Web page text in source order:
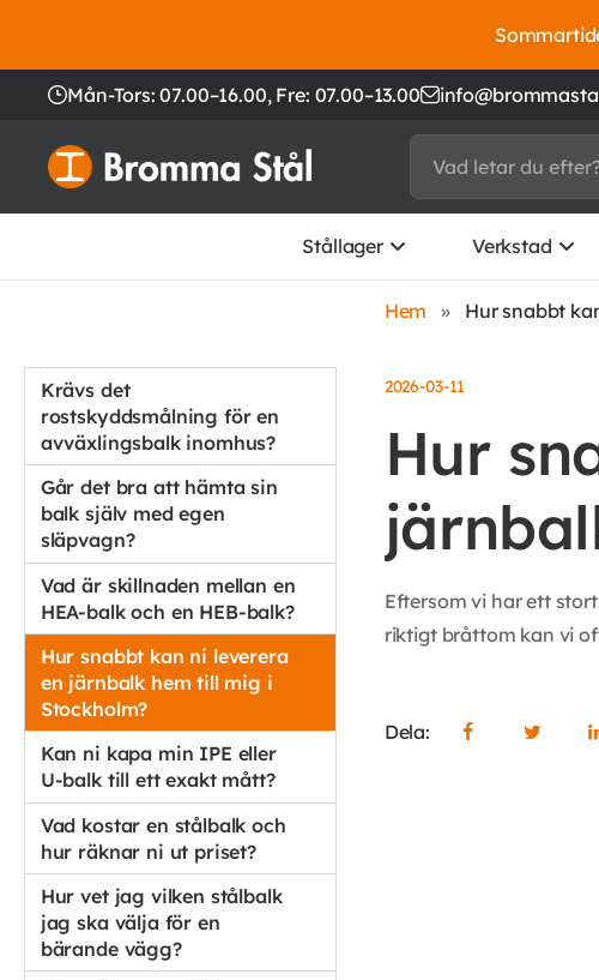
Mån-Tors: 07.00–16.00, Fre: 07.00–13.00
Stållager Verkstad
Krävs det
rostskyddsmålning för en
avväxlingsbalk inomhus?
Går det bra att hämta sin
balk själv med egen
släpvagn?
Vad är skillnaden mellan en
HEA-balk och en HEB-balk?
Hur snabbt kan ni leverera
en järnbalk hem till mig i
Stockholm?
Kan ni kapa min IPE eller
U-balk till ett exakt mått?
Vad kostar en stålbalk och
hur räknar ni ut priset?
Hur vet jag vilken stålbalk
jag ska välja för en
bärande vägg?
Hem » Hur snabbt
2026-03-11
Hur
Eftersom vi har ett
riktigt bråttom kan vi
Dela: